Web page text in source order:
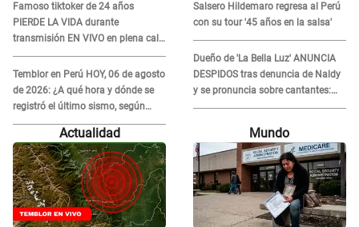
Famoso tiktoker de 24 años
PIERDE LA VIDA durante
transmisión EN VIVO en plena calle
y desata conmoción
Temblor en Perú HOY, 06 de agosto
de 2026: ¿A qué hora y dónde se
registró el último sismo, según
IGP?
Salsero Hildemaro regresa al Perú
con su tour '45 años en la salsa'
Dueño de 'La Bella Luz' ANUNCIA
DESPIDOS tras denuncia de Naldy
y se pronuncia sobre cantantes:
"Mis chicas están siendo
Actualidad Mundo